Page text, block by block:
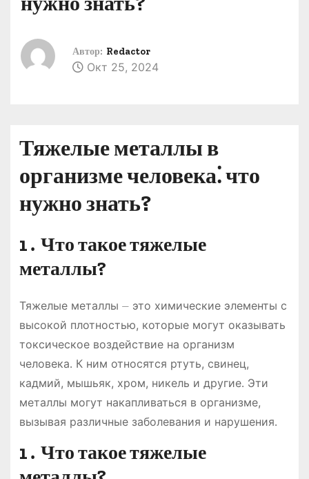
Автор: Redactor
Окт 25, 2024
Тяжелые металлы в
организме человека⁚ что
нужно знать?
1․ Что такое тяжелые
металлы?
Тяжелые металлы ⏤ это химические элементы с
высокой плотностью, которые могут оказывать
токсическое воздействие на организм
человека․ К ним относятся ртуть, свинец,
кадмий, мышьяк, хром, никель и другие․ Эти
металлы могут накапливаться в организме,
вызывая различные заболевания и нарушения․
1․ Что такое тяжелые